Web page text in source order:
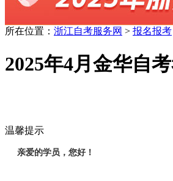
所在位置： 浙江自考服务网 > 报名报考
2025年4月金华自
温馨提示
亲爱的学员，您好！